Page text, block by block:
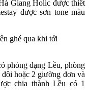
Giang Holic được thiết
được sơn tone màu
phòng dạng Lều, phòng
hoặc 2 giường đơn và
chia thành Lều có 1